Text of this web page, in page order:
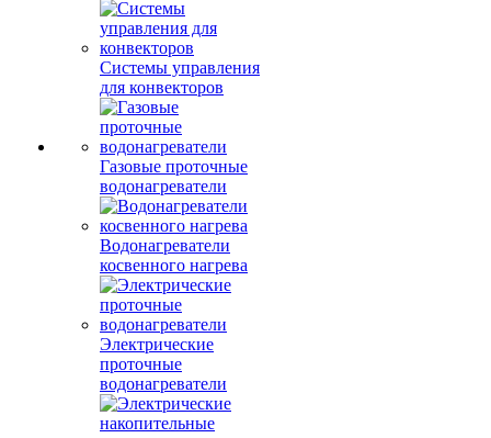
Системы управления
для конвекторов
Газовые проточные
водонагреватели
Водонагреватели
косвенного нагрева
Электрические
проточные
водонагреватели